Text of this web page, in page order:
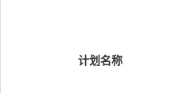
计划名称